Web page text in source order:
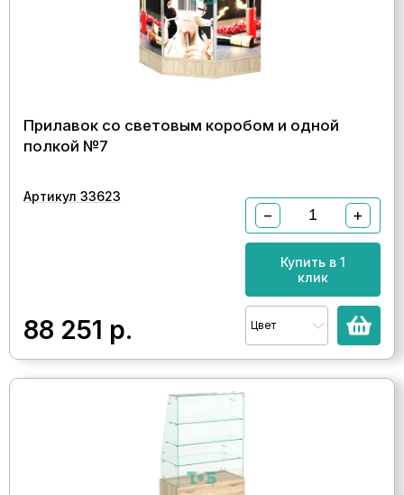
Прилавок со световым коробом и одной
полкой №7
Артикул 33623
88 251 р.
− +
Купить в 1
клик
Цвет